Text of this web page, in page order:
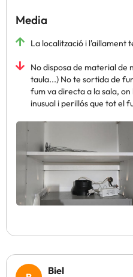
Media
La localització i l'aillament
No disposa de material de
taula...) No te sortida de
fum va directa a la sala,
inusual i perillós que tot el
Biel